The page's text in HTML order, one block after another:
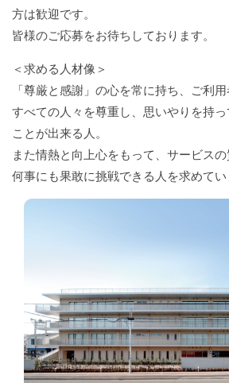
方は歓迎です。
皆様のご応募をお待ちしております。
＜求める人材像＞
「尊厳と感謝」の心を常に持ち、ご利用
すべての人々を尊重し、思いやりを持
ことが出来る人。
また情熱と向上心をもって、サービスの
何事にも果敢に挑戦できる人を求めてい